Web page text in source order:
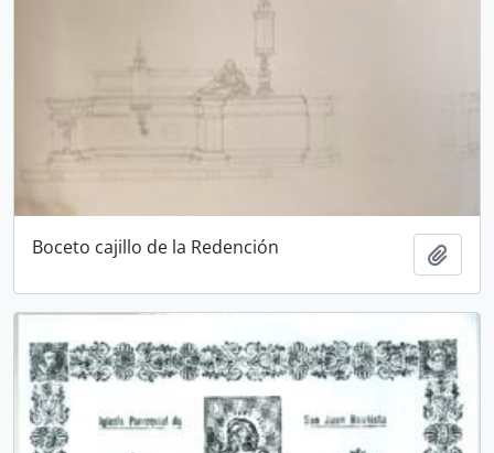
Boceto cajillo de la Redención